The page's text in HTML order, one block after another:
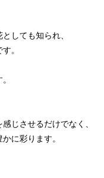
しても知られ、
。
じさせるだけでなく、
に彩ります。